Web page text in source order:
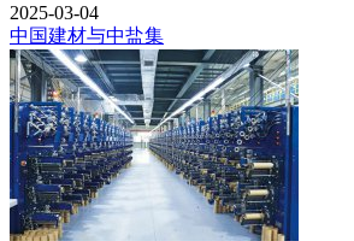
2025-03-04
中国建材与中盐集